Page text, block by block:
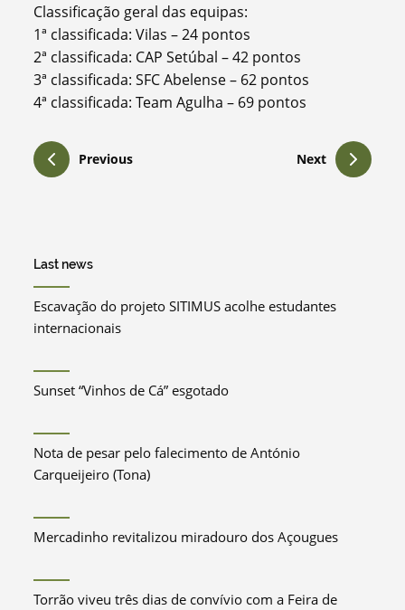
Classificação geral das equipas:
1ª classificada: Vilas – 24 pontos
2ª classificada: CAP Setúbal – 42 pontos
3ª classificada: SFC Abelense – 62 pontos
4ª classificada: Team Agulha – 69 pontos
Previous Next
Last news
Escavação do projeto SITIMUS acolhe estudantes
internacionais
Sunset “Vinhos de Cá” esgotado
Nota de pesar pelo falecimento de António
Carqueijeiro (Tona)
Mercadinho revitalizou miradouro dos Açougues
Torrão viveu três dias de convívio com a Feira de